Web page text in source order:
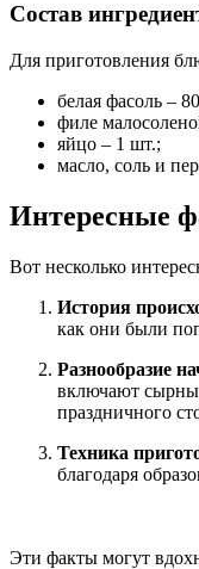
Состав
Для приготовления
белая фасоль –
филе
яйцо – 1 шт.;
масло, соль и
Интересные
Вот несколько
История
как они были
Разнообразие
включают
праздничного
Техника
благодаря
Эти факты могут